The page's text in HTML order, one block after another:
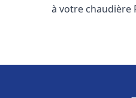
à votre chaudière